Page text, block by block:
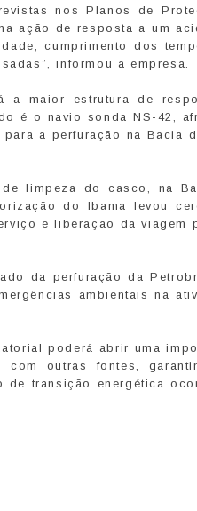
nos Planos de
ação de resposta a um
cumprimento dos
informou a empresa.
a maior estrutura de
é o navio sonda NS-42,
a perfuração na Bacia
limpeza do casco, na
do Ibama levou
e liberação da viagem
da perfuração da
ambientais na
poderá abrir uma
outras fontes,
transição energética